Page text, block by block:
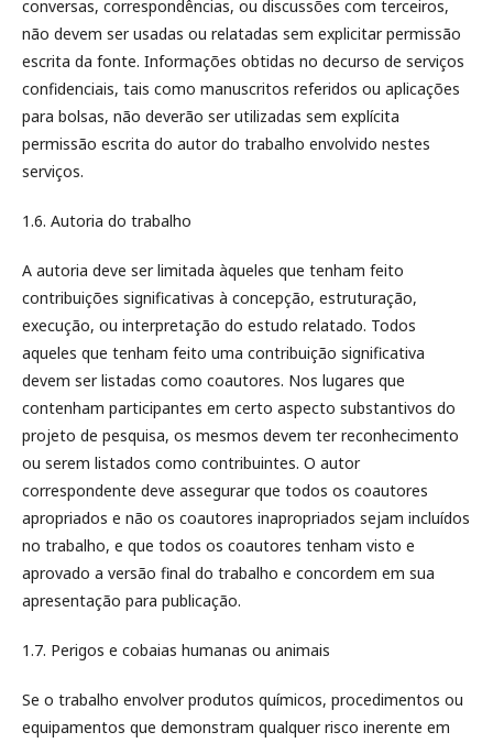
conversas, correspondências, ou discussões com terceiros,
não devem ser usadas ou relatadas sem explicitar permissão
escrita da fonte. Informações obtidas no decurso de serviços
confidenciais, tais como manuscritos referidos ou aplicações
para bolsas, não deverão ser utilizadas sem explícita
permissão escrita do autor do trabalho envolvido nestes
serviços.
1.6. Autoria do trabalho
A autoria deve ser limitada àqueles que tenham feito
contribuições significativas à concepção, estruturação,
execução, ou interpretação do estudo relatado. Todos
aqueles que tenham feito uma contribuição significativa
devem ser listadas como coautores. Nos lugares que
contenham participantes em certo aspecto substantivos do
projeto de pesquisa, os mesmos devem ter reconhecimento
ou serem listados como contribuintes. O autor
correspondente deve assegurar que todos os coautores
apropriados e não os coautores inapropriados sejam incluídos
no trabalho, e que todos os coautores tenham visto e
aprovado a versão final do trabalho e concordem em sua
apresentação para publicação.
1.7. Perigos e cobaias humanas ou animais
Se o trabalho envolver produtos químicos, procedimentos ou
equipamentos que demonstram qualquer risco inerente em